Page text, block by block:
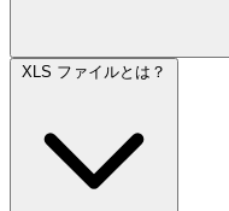
XLS ファイルとは？